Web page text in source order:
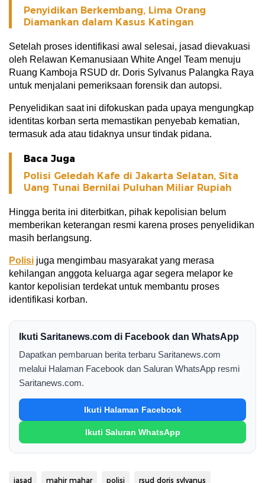
Penyidikan Berkembang, Lima Orang
Diamankan dalam Kasus Katingan
Setelah proses identifikasi awal selesai, jasad dievakuasi
oleh Relawan Kemanusiaan White Angel Team menuju
Ruang Kamboja RSUD dr. Doris Sylvanus Palangka Raya
untuk menjalani pemeriksaan forensik dan autopsi.
Penyelidikan saat ini difokuskan pada upaya mengungkap
identitas korban serta memastikan penyebab kematian,
termasuk ada atau tidaknya unsur tindak pidana.
Baca Juga
Polisi Geledah Kafe di Jakarta Selatan, Sita
Uang Tunai Bernilai Puluhan Miliar Rupiah
Hingga berita ini diterbitkan, pihak kepolisian belum
memberikan keterangan resmi karena proses penyelidikan
masih berlangsung.
Polisi juga mengimbau masyarakat yang merasa
kehilangan anggota keluarga agar segera melapor ke
kantor kepolisian terdekat untuk membantu proses
identifikasi korban.
Ikuti Saritanews.com di Facebook dan WhatsApp
Dapatkan pembaruan berita terbaru Saritanews.com
melalui Halaman Facebook dan Saluran WhatsApp resmi
Saritanews.com.
Ikuti Halaman Facebook
Ikuti Saluran WhatsApp
jasad mahir mahar polisi rsud doris sylvanus